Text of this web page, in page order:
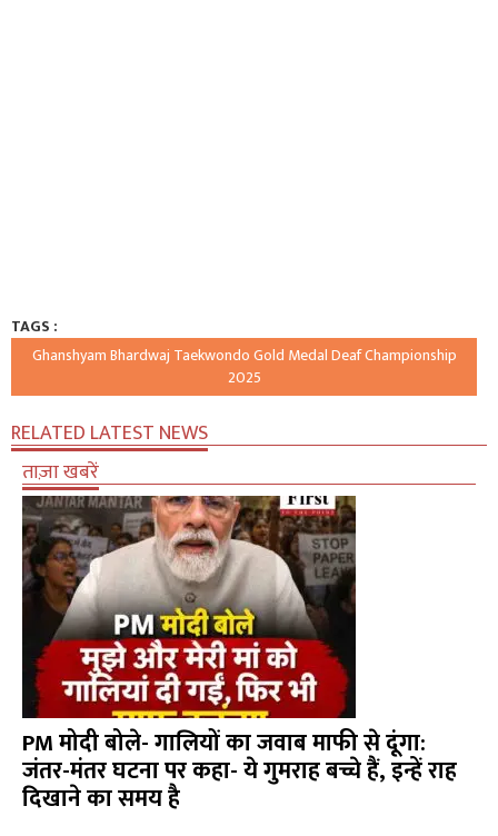
TAGS :
Ghanshyam Bhardwaj Taekwondo Gold Medal Deaf Championship
2025
RELATED LATEST NEWS
ताज़ा खबरें
PM मोदी बोले- गालियों का जवाब माफी से दूंगा:
जंतर-मंतर घटना पर कहा- ये गुमराह बच्चे हैं, इन्हें राह
दिखाने का समय है